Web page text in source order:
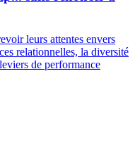
leurs attentes envers
relationnelles, la diversité
de performance